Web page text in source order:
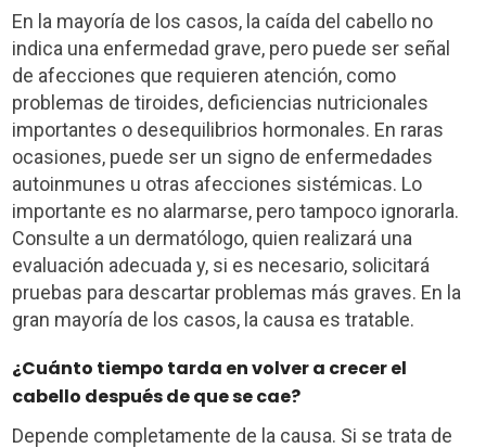
En la mayoría de los casos, la caída del cabello no
indica una enfermedad grave, pero puede ser señal
de afecciones que requieren atención, como
problemas de tiroides, deficiencias nutricionales
importantes o desequilibrios hormonales. En raras
ocasiones, puede ser un signo de enfermedades
autoinmunes u otras afecciones sistémicas. Lo
importante es no alarmarse, pero tampoco ignorarla.
Consulte a un dermatólogo, quien realizará una
evaluación adecuada y, si es necesario, solicitará
pruebas para descartar problemas más graves. En la
gran mayoría de los casos, la causa es tratable.
¿Cuánto tiempo tarda en volver a crecer el
cabello después de que se cae?
Depende completamente de la causa. Si se trata de